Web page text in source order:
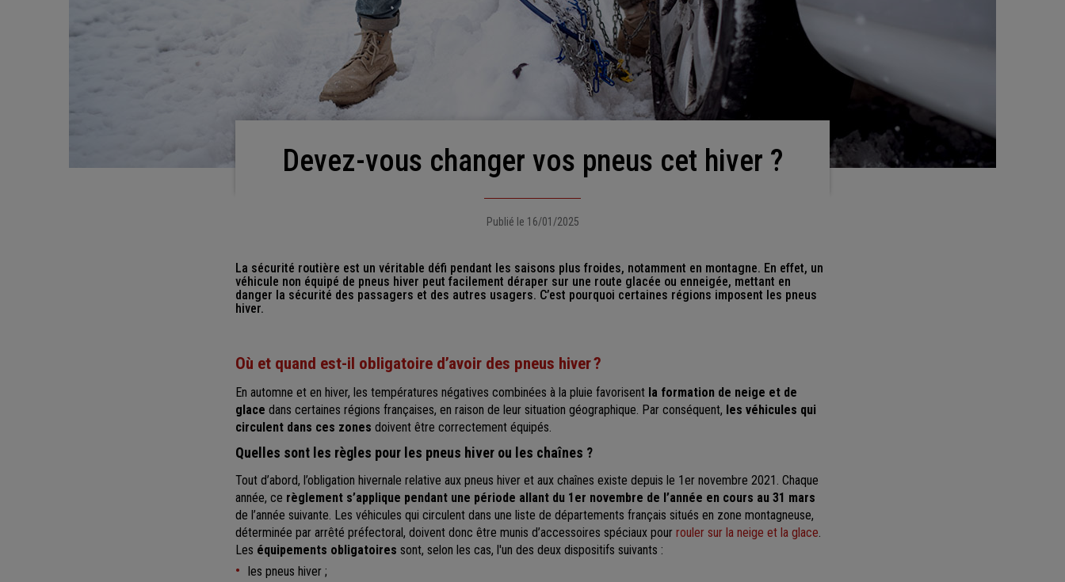
Devez-vous changer vos pneus cet hiver ?
Publié le 16/01/2025
La sécurité routière est un véritable défi pendant les saisons plus froides, notamment en montagne. En effet, un
véhicule non équipé de pneus hiver peut facilement déraper sur une route glacée ou enneigée, mettant en
danger la sécurité des passagers et des autres usagers. C’est pourquoi certaines régions imposent les pneus
hiver.
Où et quand est-il obligatoire d’avoir des pneus hiver ?
En automne et en hiver, les températures négatives combinées à la pluie favorisent la formation de neige et de
glace dans certaines régions françaises, en raison de leur situation géographique. Par conséquent, les véhicules qui
circulent dans ces zones doivent être correctement équipés.
Quelles sont les règles pour les pneus hiver ou les chaînes ?
Tout d’abord, l’obligation hivernale relative aux pneus hiver et aux chaînes existe depuis le 1er novembre 2021. Chaque
année, ce règlement s’applique pendant une période allant du 1er novembre de l’année en cours au 31 mars
de l’année suivante. Les véhicules qui circulent dans une liste de départements français situés en zone montagneuse,
déterminée par arrêté préfectoral, doivent donc être munis d’accessoires spéciaux pour rouler sur la neige et la glace
Les équipements obligatoires sont, selon les cas, l'un des deux dispositifs suivants :
les pneus hiver ;